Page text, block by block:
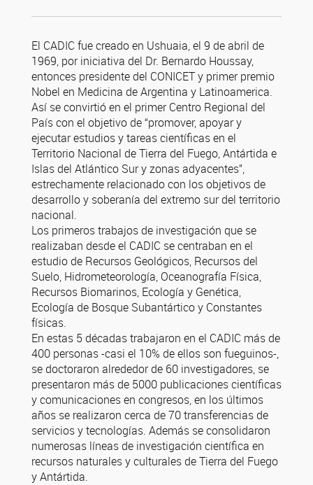
El CADIC fue creado en Ushuaia, el 9 de abril de
1969, por iniciativa del Dr. Bernardo Houssay,
entonces presidente del CONICET y primer premio
Nobel en Medicina de Argentina y Latinoamerica.
Así se convirtió en el primer Centro Regional del
País con el objetivo de “promover, apoyar y
ejecutar estudios y tareas científicas en el
Territorio Nacional de Tierra del Fuego, Antártida e
Islas del Atlántico Sur y zonas adyacentes”,
estrechamente relacionado con los objetivos de
desarrollo y soberanía del extremo sur del territorio
nacional.
Los primeros trabajos de investigación que se
realizaban desde el CADIC se centraban en el
estudio de Recursos Geológicos, Recursos del
Suelo, Hidrometeorología, Oceanografía Física,
Recursos Biomarinos, Ecología y Genética,
Ecología de Bosque Subantártico y Constantes
físicas.
En estas 5 décadas trabajaron en el CADIC más de
400 personas -casi el 10% de ellos son fueguinos-,
se doctoraron alrededor de 60 investigadores, se
presentaron más de 5000 publicaciones científicas
y comunicaciones en congresos, en los últimos
años se realizaron cerca de 70 transferencias de
servicios y tecnologías. Además se consolidaron
numerosas líneas de investigación científica en
recursos naturales y culturales de Tierra del Fuego
y Antártida.